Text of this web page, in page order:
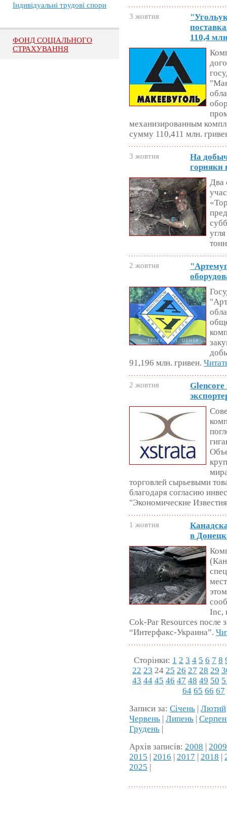
Індивідуальні трудові спори
ФОНД СОЦІАЛЬНОГО
СТРАХУВАННЯ
3 жовтня
110,4
механизированным
сумму 110,411 млн.
3 жовтня
На
горняки
Два
2 жовтня
91,196 млн. гривен.
2 жовтня
Glencore
торговлей сырьевыми
благодаря согласию
"Экономические
1 жовтня
в
Inc,
Cok-Par Resources после
“Интерфакс-Украина”.
Сторінки: 1 2 3 4 5 6 7 8
22 23 24 25 26 27 28 29
43 44 45 46 47 48 49 50
64 65 66 67
Записи за:Січень |Лютий
Червень |Липень |
Грудень |
Архів записів: 2008 | 2009
2015 | 2016 | 2017 | 2018 |
2025 |